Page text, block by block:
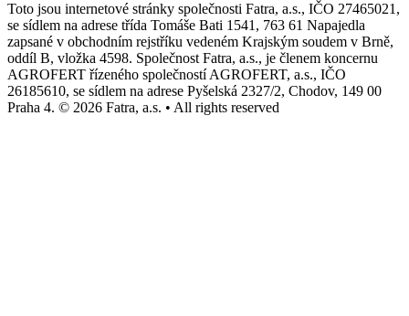
Toto jsou internetové stránky společnosti Fatra, a.s., IČO 27465021,
se sídlem na adrese třída Tomáše Bati 1541, 763 61 Napajedla
zapsané v obchodním rejstříku vedeném Krajským soudem v Brně,
oddíl B, vložka 4598. Společnost Fatra, a.s., je členem koncernu
AGROFERT řízeného společností AGROFERT, a.s., IČO
26185610, se sídlem na adrese Pyšelská 2327/2, Chodov, 149 00
Praha 4. © 2026 Fatra, a.s. • All rights reserved